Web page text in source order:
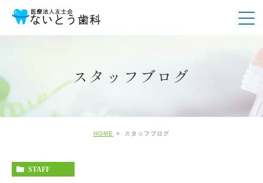
スタッフブログ
HOME スタッフブログ
STAFF